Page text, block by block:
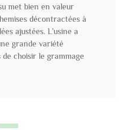
met bien en valeur
décontractées à
ajustées. L’usine a
grande variété
de choisir le grammage